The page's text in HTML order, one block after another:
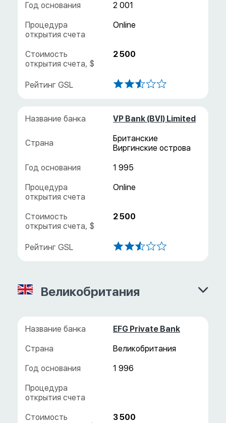
2 001
2 500
VP Bank (BVI) Limited
Британские
Виргинские острова
1 995
2 500
Великобритания
EFG Private Bank
Великобритания
1 996
3 500